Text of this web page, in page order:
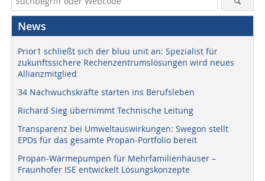
News
Prior1 schließt sich der bluu unit an: Spezialist für
zukunftssichere Rechenzentrumslösungen wird neues
Allianzmitglied
34 Nachwuchskräfte starten ins Berufsleben
Richard Sieg übernimmt Technische Leitung
Transparenz bei Umweltauswirkungen: Swegon stellt
EPDs für das gesamte Propan-Portfolio bereit
Propan-Wärmepumpen für Mehrfamilienhäuser –
Fraunhofer ISE entwickelt Lösungskonzepte